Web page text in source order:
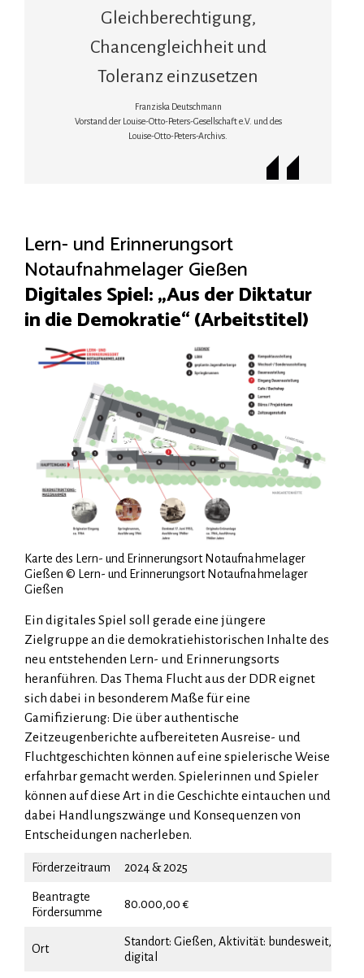
Gleichberechtigung,
Chancengleichheit und
Toleranz einzusetzen
Franziska Deutschmann
Vorstand der Louise-Otto-Peters-Gesellschaft e.V. und des
Louise-Otto-Peters-Archivs.
Lern- und Erinnerungsort
Notaufnahmelager Gießen
Digitales Spiel: „Aus der Diktatur
in die Demokratie“ (Arbeitstitel)
Karte des Lern- und Erinnerungsort Notaufnahmelager
Gießen © Lern- und Erinnerungsort Notaufnahmelager
Gießen
Ein digitales Spiel soll gerade eine jüngere
Zielgruppe an die demokratiehistorischen Inhalte des
neu entstehenden Lern- und Erinnerungsorts
heranführen. Das Thema Flucht aus der DDR eignet
sich dabei in besonderem Maße für eine
Gamifizierung: Die über authentische
Zeitzeugenberichte aufbereiteten Ausreise- und
Fluchtgeschichten können auf eine spielerische Weise
erfahrbar gemacht werden. Spielerinnen und Spieler
können auf diese Art in die Geschichte eintauchen und
dabei Handlungszwänge und Konsequenzen von
Entscheidungen nacherleben.
Förderzeitraum 2024 & 2025
Beantragte
Fördersumme
80.000,00 €
Ort
Standort: Gießen, Aktivität: bundesweit,
digital